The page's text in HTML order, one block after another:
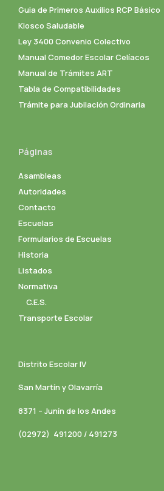
Guia de Primeros Auxilios RCP Básico
Kiosco Saludable
Ley 3400 Convenio Colectivo
Manual Comedor Escolar Celíacos
Manual de Trámites ART
Tabla de Compatibilidades
Trámite para Jubilación Ordinaria
Páginas
Asambleas
Autoridades
Contacto
Escuelas
Formularios de Escuelas
Historia
Listados
Normativa
C.E.S.
Transporte Escolar
Distrito Escolar IV
San Martín y Olavarría
8371 – Junín de los Andes
(02972) 491200 / 491273